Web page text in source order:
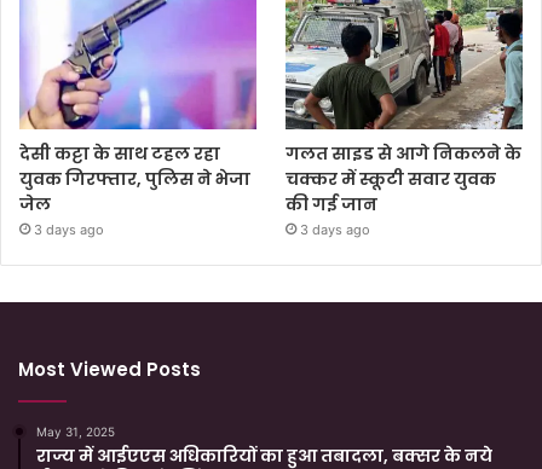
देसी कट्टा के साथ टहल रहा
युवक गिरफ्तार, पुलिस ने भेजा
जेल
3 days ago
गलत साइड से आगे निकलने के
चक्कर में स्कूटी सवार युवक
की गई जान
3 days ago
Most Viewed Posts
May 31, 2025
राज्य में आईएएस अधिकारियों का हुआ तबादला, बक्सर के नये